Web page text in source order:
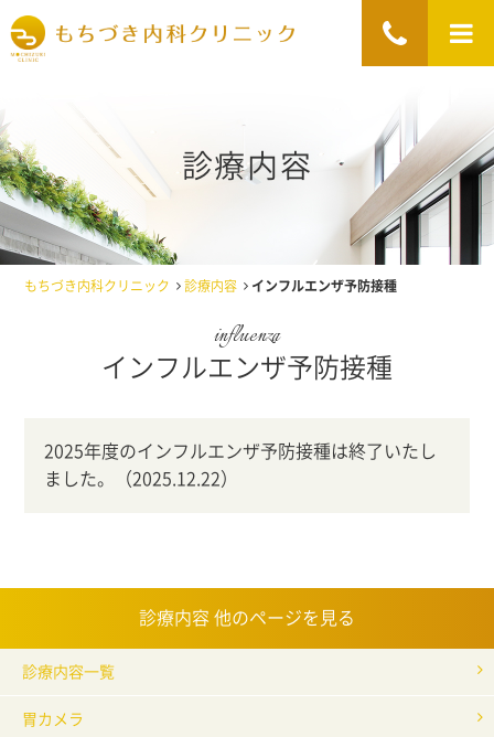
診療内容
診療内容 他のページを見る
診療内容一覧
胃カメラ
もちづき内科クリニック 診療内容 インフルエンザ予防接種
インフルエンザ予防接種
2025年度のインフルエンザ予防接種は終了いたし
ました。（2025.12.22）